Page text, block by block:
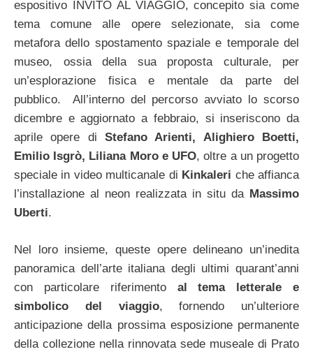
espositivo INVITO AL VIAGGIO, concepito sia come
tema comune alle opere selezionate, sia come
metafora dello spostamento spaziale e temporale del
museo, ossia della sua proposta culturale, per
un’esplorazione fisica e mentale da parte del
pubblico. All’interno del percorso avviato lo scorso
dicembre e aggiornato a febbraio, si inseriscono da
aprile opere di Stefano Arienti, Alighiero Boetti,
Emilio Isgrò, Liliana Moro e UFO, oltre a un progetto
speciale in video multicanale di Kinkaleri che affianca
l’installazione al neon realizzata in situ da Massimo
Uberti.
Nel loro insieme, queste opere delineano un’inedita
panoramica dell’arte italiana degli ultimi quarant’anni
con particolare riferimento al tema letterale e
simbolico del viaggio, fornendo un’ulteriore
anticipazione della prossima esposizione permanente
della collezione nella rinnovata sede museale di Prato